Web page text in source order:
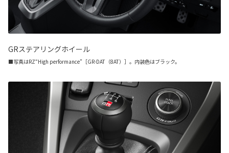
GRステアリングホイール
■写真はRZ“High performance”［GR-DAT（8AT）］。内装色はブラック。